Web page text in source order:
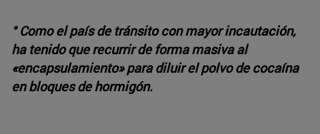
° Como el país de tránsito con mayor incautación,
ha tenido que recurrir de forma masiva al
«encapsulamiento» para diluir el polvo de cocaína
en bloques de hormigón.